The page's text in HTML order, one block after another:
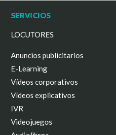
SERVICIOS
LOCUTORES
Anuncios publicitarios
E-Learning
Vídeos corporativos
Vídeos explicativos
IVR
Videojuegos